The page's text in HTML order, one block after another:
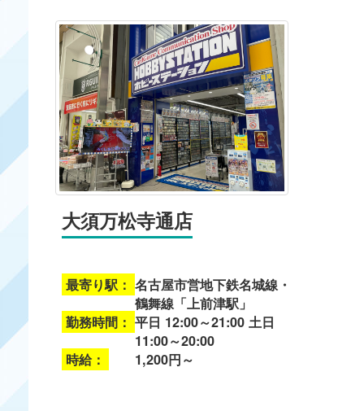
大須万松寺通店
最寄り駅： 名古屋市営地下鉄名城線・
鶴舞線「上前津駅」
勤務時間： 平日 12:00～21:00 土日
11:00～20:00
時給：
1,200円～